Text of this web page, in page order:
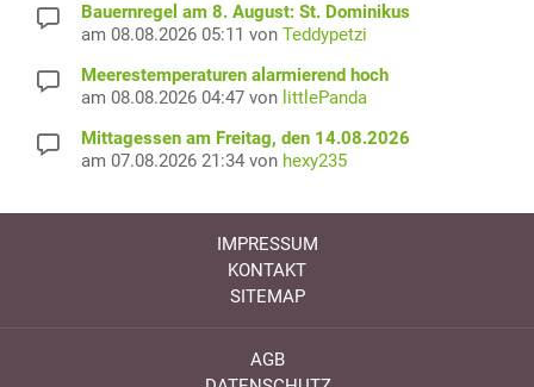
Bauernregel am 8. August: St. Dominikus
am 08.08.2026 05:11 von Teddypetzi
Meerestemperaturen alarmierend hoch
am 08.08.2026 04:47 von littlePanda
Mittagessen am Freitag, den 14.08.2026
am 07.08.2026 21:34 von hexy235
IMPRESSUM
KONTAKT
SITEMAP
AGB